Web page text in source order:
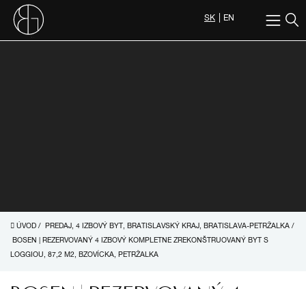
SK EN
ÚVOD / PREDAJ, 4 IZBOVÝ BYT, BRATISLAVSKÝ KRAJ, BRATISLAVA-PETRŽALKA /
BOSEN | REZERVOVANÝ 4 IZBOVÝ KOMPLETNE ZREKONŠTRUOVANÝ BYT S
LOGGIOU, 87,2 M2, BZOVÍCKA, PETRŽALKA